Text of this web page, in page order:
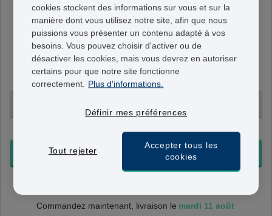
Avodart
500mcg
Une gellule contient 0,5 mg de dutastéride. Ils sont pris
une fois par jour selon les indications de votre
prescripteur.
COMMANDER
Commandez maintenant, livraison le mardi 11 août
cookies stockent des informations sur vous et sur la
manière dont vous utilisez notre site, afin que nous
puissions vous présenter un contenu adapté à vos
besoins. Vous pouvez choisir d'activer ou de
désactiver les cookies, mais vous devrez en autoriser
certains pour que notre site fonctionne
correctement.
Plus d'informations.
Définir mes préférences
Tout rejeter
Accepter tous les
cookies